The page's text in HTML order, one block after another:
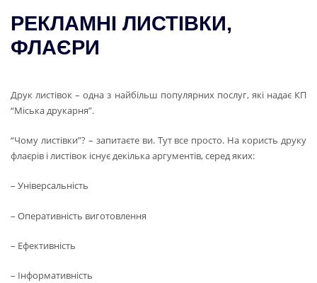
РЕКЛАМНІ ЛИСТІВКИ,
ФЛАЄРИ
Друк листівок – одна з найбільш популярних послуг, які надає КП
“Міська друкарня”.
“Чому листівки”? – запитаєте ви. Тут все просто. На користь друку
флаєрів і листівок існує декілька аргументів, серед яких:
– Універсальність
– Оперативність виготовлення
– Ефективність
– Інформативність